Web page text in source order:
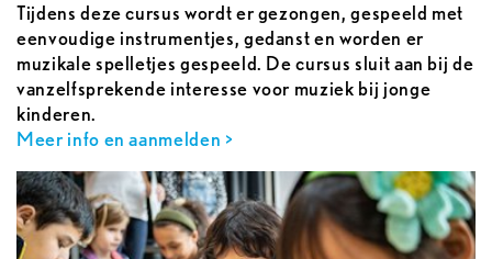
Tijdens deze cursus wordt er gezongen, gespeeld met
eenvoudige instrumentjes, gedanst en worden er
muzikale spelletjes gespeeld. De cursus sluit aan bij de
vanzelfsprekende interesse voor muziek bij jonge
kinderen.
Meer info en aanmelden >